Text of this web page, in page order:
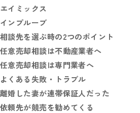
エイミックス
インプルーブ
相談先を選ぶ時の2つのポイント
任意売却相談は不動産業者へ
任意売却相談は専門業者へ
よくある失敗・トラブル
離婚した妻が連帯保証人だった
依頼先が競売を勧めてくる